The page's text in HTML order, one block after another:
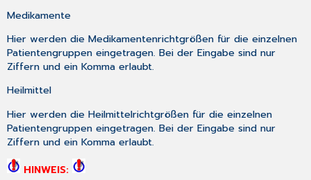
Medikamente
Hier werden die Medikamentenrichtgrößen für die einzelnen
Patientengruppen eingetragen. Bei der Eingabe sind nur
Ziffern und ein Komma erlaubt.
Heilmittel
Hier werden die Heilmittelrichtgrößen für die einzelnen
Patientengruppen eingetragen. Bei der Eingabe sind nur
Ziffern und ein Komma erlaubt.
HINWEIS: